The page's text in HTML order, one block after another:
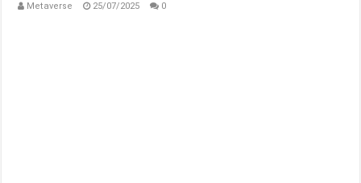
Metaverse 25/07/2025 0